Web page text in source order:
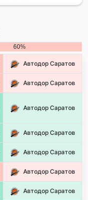
60%
Автодор Саратов
Автодор Саратов
Автодор Саратов
Автодор Саратов
Автодор Саратов
Автодор Саратов
Автодор Саратов